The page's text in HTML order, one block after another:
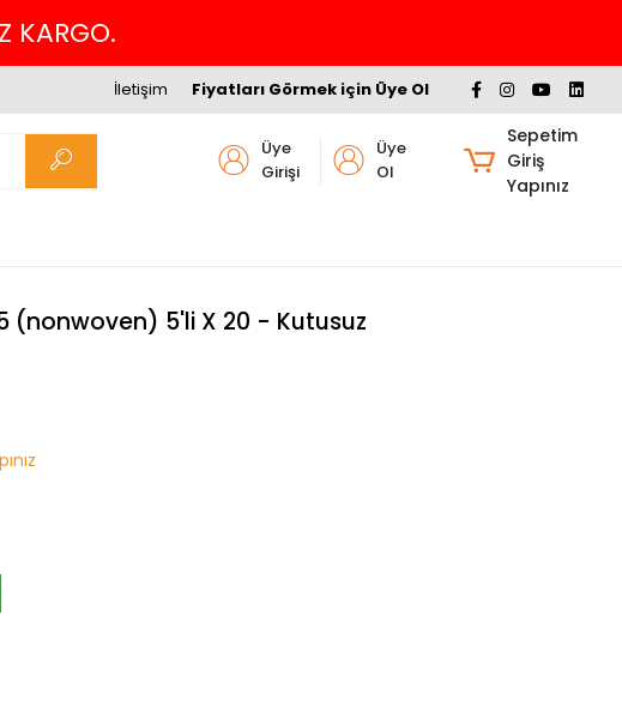
KARGO.
Fiyatları Görmek için Üye Ol
İletişim
Üye
Girişi
Üye
Ol
Sepetim
Giriş
Yapınız
(nonwoven) 5'li X 20 - Kutusuz